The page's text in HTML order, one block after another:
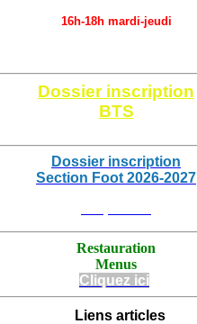
16h-18h mardi-jeudi
Dossier inscription
BTS
Dossier inscription
Section Foot 2026-2027
Restauration
Menus
Cliquez ici
Liens articles